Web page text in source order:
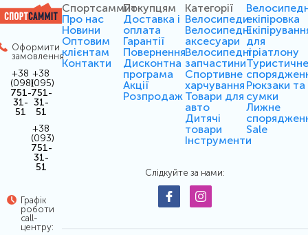
Оформити
замовлення
+38
(098)
751-
31-
51
+38
(095)
751-
31-
51
+38
(093)
751-
31-
51
Графік
роботи
call-
центру:
Спортсаммит
Про нас
Новини
Оптовим
клієнтам
Контакти
Покупцям
Доставка і
оплата
Гарантії
Повернення
Дисконтна
програма
Акції
Розпродаж
Категорії
Велосипеди
Велосипедні
аксесуари
Велосипедні
запчастини
Спортивне
харчування
Товари для
авто
Дитячі
товари
Інструменти
екіпіровка
для
тріатлону
Рюкзаки та
сумки
Лижне
Sale
Слідкуйте за нами: